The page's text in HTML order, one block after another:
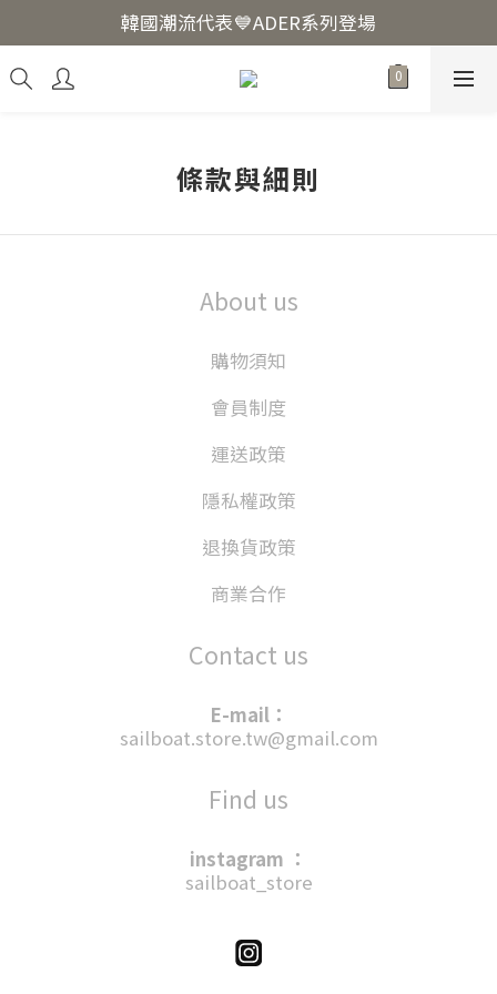
韓國爆紅🔥LUODIN Y2K相機📷
韓國潮流代表💙ADER系列登場
韓國爆紅🔥LUODIN Y2K相機📷
條款與細則
About us
購物須知
會員制度
運送政策
隱私權政策
退換貨政策
商業合作
Contact us
E-mail：
sailboat.store.tw@gmail.com
Find us
instagram ：
sailboat_store